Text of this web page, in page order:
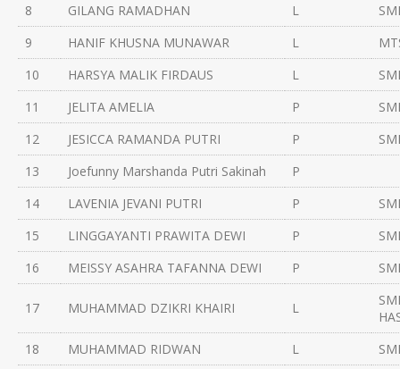
8
GILANG RAMADHAN L
9
HANIF KHUSNA MUNAWAR L
10
HARSYA MALIK FIRDAUS L
11
JELITA AMELIA P
12
JESICCA RAMANDA PUTRI P
13
Joefunny Marshanda Putri Sakinah
P
14
LAVENIA JEVANI PUTRI P
15
LINGGAYANTI PRAWITA DEWI P
16
MEISSY ASAHRA TAFANNA DEWI P
17 MUHAMMAD DZIKRI KHAIRI L
18
MUHAMMAD RIDWAN L